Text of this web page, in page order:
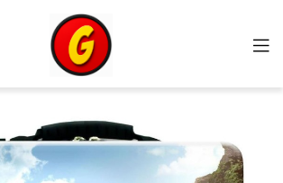
کیف کنسول